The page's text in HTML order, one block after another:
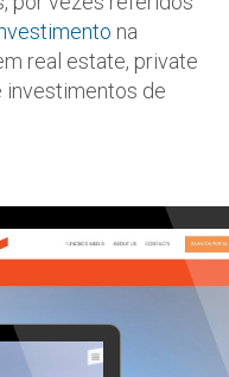
na
real estate, private
investimentos de